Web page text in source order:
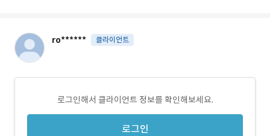
ro****** 클라이언트
로그인해서 클라이언트 정보를 확인해보세요.
로그인